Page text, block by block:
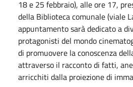
18 e 25 febbraio), alle ore 17,
della Biblioteca comunale (viale
appuntamento sarà dedicato a
protagonisti del mondo
di promuovere la conoscenza
attraverso il racconto di fatti,
arricchiti dalla proiezione di